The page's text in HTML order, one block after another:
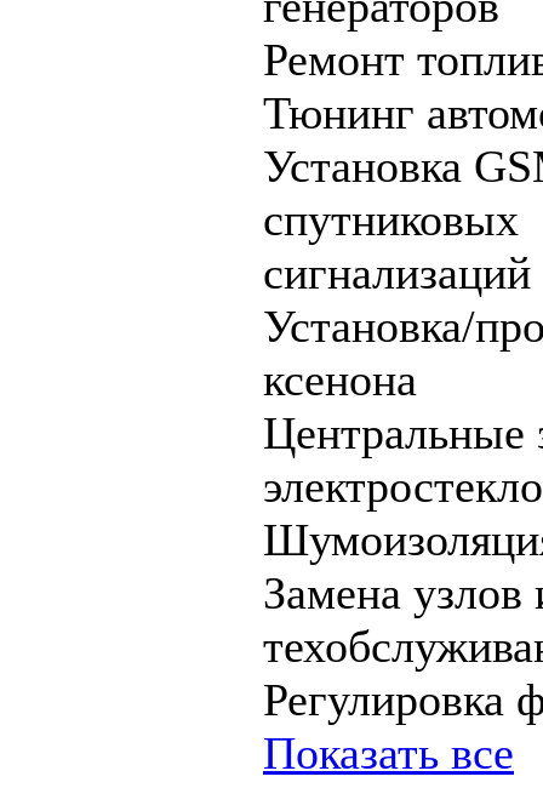
Ремонт
Тюнинг
Установка
спутниковых
сигнализаций
Установка/
ксенона
Центральные
Замена узлов
Регулировка
Показать все